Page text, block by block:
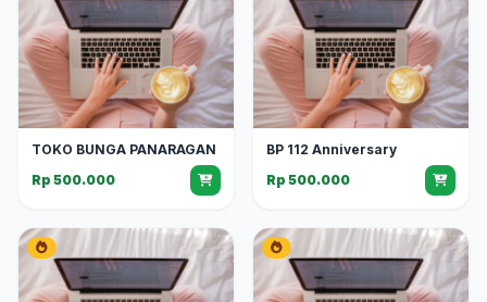
TOKO BUNGA PANARAGAN
Rp 500.000
BP 112 Anniversary
Rp 500.000